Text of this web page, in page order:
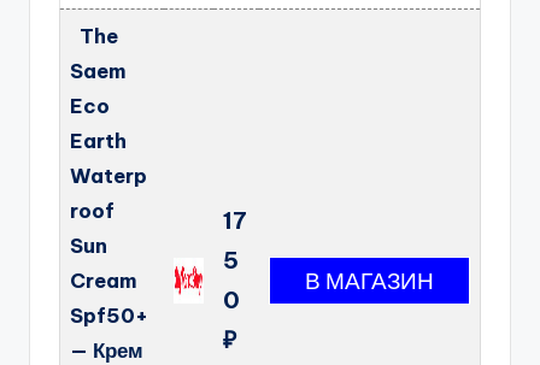
The
Saem
Eco
Earth
Waterp
roof
Sun
Cream
Spf50+
— Крем
17
5
0
₽